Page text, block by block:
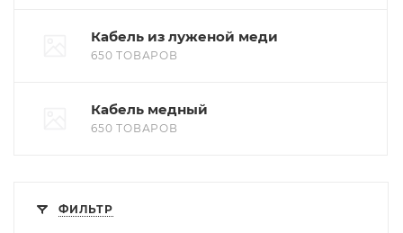
Кабель из луженой меди
650 ТОВАРОВ
Кабель медный
650 ТОВАРОВ
ФИЛЬТР